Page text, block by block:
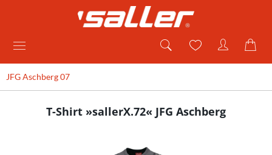
JFG Aschberg 07
T-Shirt »sallerX.72« JFG Aschberg